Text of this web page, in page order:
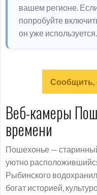
вашем регионе.
попробуйте
он уже используется.
Сообщить,
Веб-камеры
времени
Пошехонье —
уютно
Рыбинского
богат историей,